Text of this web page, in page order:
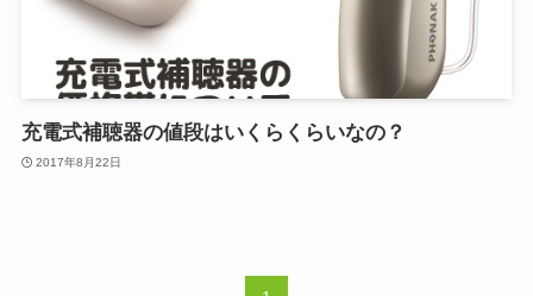
充電式補聴器の値段はいくらくらいなの？
2017年8月22日